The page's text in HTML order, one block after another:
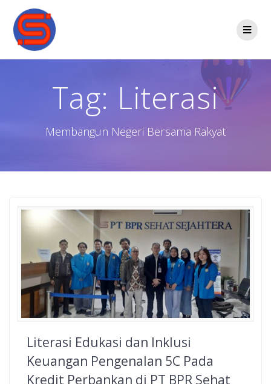
Tag: Literasi
Membangun Negeri Bersama Rakyat
Literasi Edukasi dan Inklusi
Keuangan Pengenalan 5C Pada
Kredit Perbankan di PT BPR Sehat